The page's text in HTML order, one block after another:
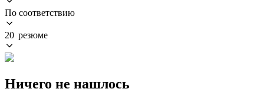
По соответствию
20 резюме
Ничего не нашлось